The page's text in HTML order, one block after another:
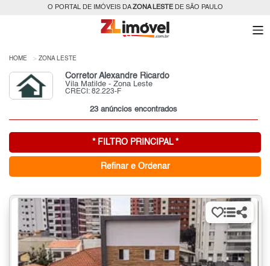
O PORTAL DE IMÓVEIS DAZONA LESTEDE SÃO PAULO
HOME ZONA LESTE
Corretor Alexandre Ricardo
Vila Matilde - Zona Leste
CRECI: 82.223-F
23 anúncios encontrados
* FILTRO PRINCIPAL *
Refinar e Ordenar